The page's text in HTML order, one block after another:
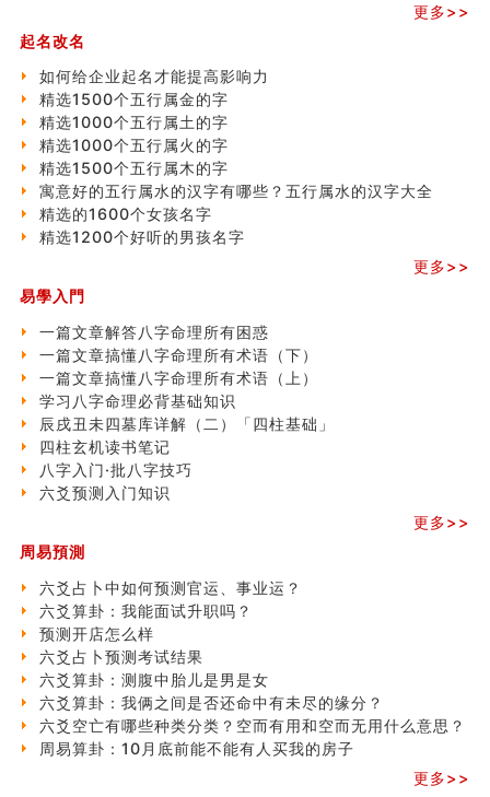
寓意好的五行属水的汉字有哪些？五行属水的汉字大全
玄空本义 (一)
更多>>
起名改名
如何给企业起名才能提高影响力
精选1500个五行属金的字
精选1000个五行属土的字
精选1000个五行属火的字
精选1500个五行属木的字
寓意好的五行属水的汉字有哪些？五行属水的汉字大全
精选的1600个女孩名字
精选1200个好听的男孩名字
更多>>
易學入門
一篇文章解答八字命理所有困惑
一篇文章搞懂八字命理所有术语（下）
一篇文章搞懂八字命理所有术语（上）
学习八字命理必背基础知识
辰戌丑未四墓库详解（二）「四柱基础」
四柱玄机读书笔记
八字入门·批八字技巧
六爻预测入门知识
更多>>
周易預測
六爻占卜中如何预测官运、事业运？
六爻算卦：我能面试升职吗？
预测开店怎么样
六爻占卜预测考试结果
六爻算卦：测腹中胎儿是男是女
六爻算卦：我俩之间是否还命中有未尽的缘分？
六爻空亡有哪些种类分类？空而有用和空而无用什么意思？
周易算卦：10月底前能不能有人买我的房子
更多>>